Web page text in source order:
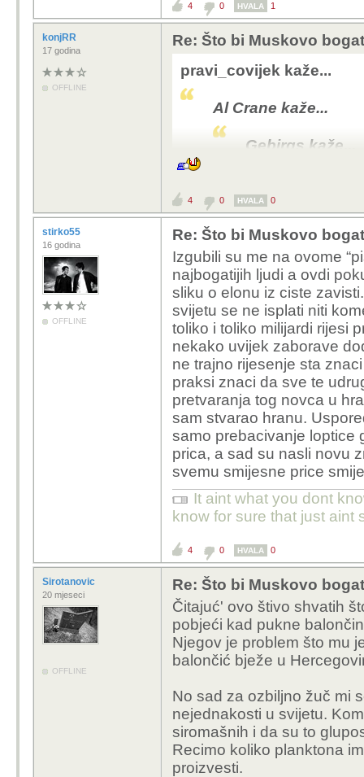
Drago prima
napraviti s tom
Koja je svrha
Zavist?
Negativni PR?
Covjek radio,
Americkom
sto bi se dalo
Ridiculous.
Po čemu točno je to
sreće i radosti za
4 0 HVALA 1
konjRR
17 godina
OFFLINE
Re: Što bi Muskovo
pravi_covijek kaže...
Al Crane kaže...
Gebirgs kaže...
Galica i
Drago
napraviti s
Koja je
Zavist?
Negativni
Nesto trece?
Covjek
na
diskutiramo
lovom.
Ridiculous.
Po čemu točno
apartheidu (oh
s robovima?
Nisu robovi, vec
4 0 HVALA 0
stirko55
16 godina
OFFLINE
Re: Što bi Muskovo
Izgubili su me na ovome
najbogatijih ljudi a ovdi
sliku o elonu iz ciste
svijetu se ne isplati niti
toliko i toliko milijardi rijesi
nekako uvijek zaborave
ne trajno rijesenje sta
praksi znaci da sve te
pretvaranja tog novca u
sam stvarao hranu.
samo prebacivanje loptice
prica, a sad su nasli novu
svemu smijesne price
It aint what you dont
know for sure that just aint
4 0 HVALA 0
Sirotanovic
20 mjeseci
OFFLINE
Re: Što bi Muskovo
Čitajuć' ovo štivo shvatih
pobjeći kad pukne
Njegov je problem što mu
balončić bježe u
No sad za ozbiljno žuč mi
nejednakosti u svijetu.
siromašnih i da su to
Recimo koliko planktona
proizvesti.